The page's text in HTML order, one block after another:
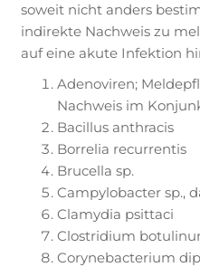
soweit nicht anders
indirekte Nachweis zu
auf eine akute Infektion
Adenoviren;
Nachweis im
Bacillus anthracis
Borrelia recurrentis
Brucella sp.
Campylobacter sp.,
Clamydia psittaci
Clostridium
Corynebacterium